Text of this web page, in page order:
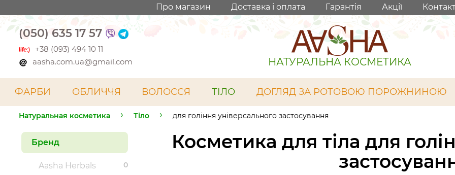
Про магазин Доставка і оплата Гарантія Акції
(050) 635 17 57
+38 (093) 494 10 11
aasha.com.ua@gmail.com
НАТУРАЛЬНА КОСМЕТИКА
ФАРБИ ОБЛИЧЧЯ ВОЛОССЯ ТІЛО ДОГЛЯД ЗА РОТОВОЮ ПОРОЖНИНОЮ
Натуральная косметика Тіло для гоління універсального застосування
Косметика для тіла для
Бренд
0
Aasha Herbals